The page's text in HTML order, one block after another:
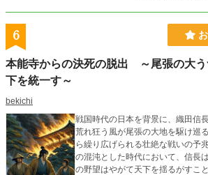
6
本能寺からの決死の脱出 ～尾張の大
下を統一す～
bekichi
戦国時代の日本を背景に、織田信
荒れ狂う風が尾張の大地を駆け巡
ら繰り広げられる壮絶な戦いの予
の混沌とした時代において、信長
の野望はやがて天下を揺るがすこ